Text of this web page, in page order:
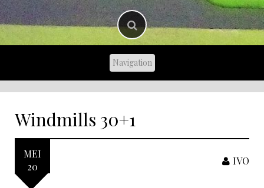
Windmills 30+1
MEI
20
IVO